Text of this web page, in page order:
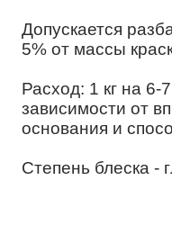
Допускается
5% от массы
Расход: 1 кг на 6-
зависимости от
основания и
Степень блеска -